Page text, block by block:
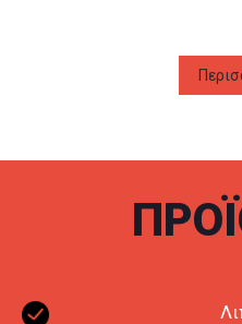
Επίσημο